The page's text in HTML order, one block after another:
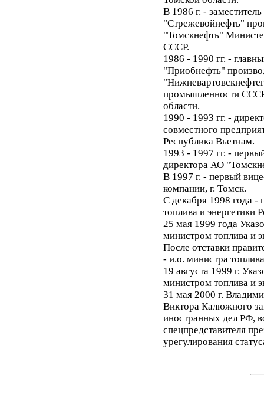
В 1986 г. -
"Стрежевойнефть"
"Томскнефть"
СССР.
1986 - 1990 гг. -
"Приобнефть"
промышленности
области.
1990 - 1993 гг. -
совместного
Республика Вьетнам.
1993 - 1997 гг. -
директора АО
В 1997 г. - первый
компании, г. Томск.
С декабря 1998 года -
топлива и энергетики
25 мая 1999 года
министром топлива и
После отставки
- и.о. министра
19 августа 1999 г.
министром топлива и
31 мая 2000 г.
Виктора Калюжного
иностранных дел РФ,
спецпредставителя
урегулирования